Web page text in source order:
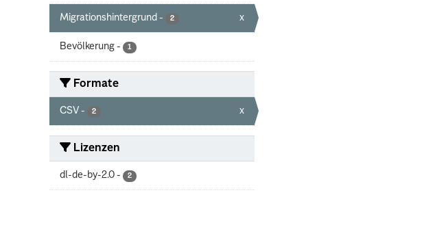
Migrationshintergrund - 2 x
Bevölkerung - 1
Formate
CSV - 2 x
Lizenzen
dl-de-by-2.0 - 2